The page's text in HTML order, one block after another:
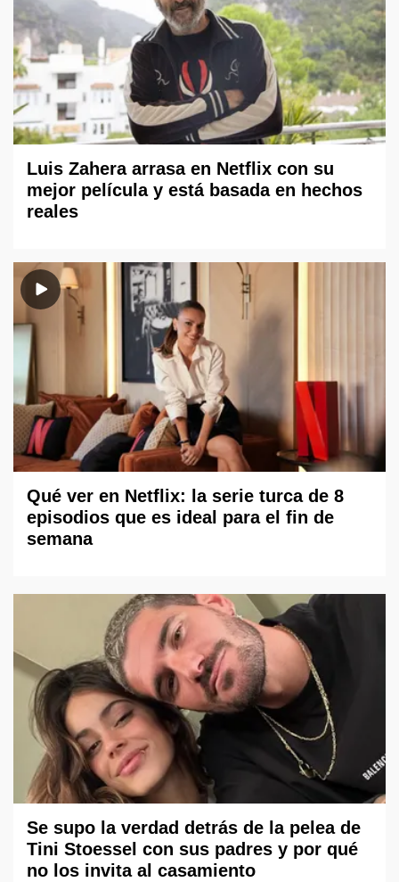
Luis Zahera arrasa en Netflix con su
mejor película y está basada en hechos
reales
Qué ver en Netflix: la serie turca de 8
episodios que es ideal para el fin de
semana
Se supo la verdad detrás de la pelea de
Tini Stoessel con sus padres y por qué
no los invita al casamiento